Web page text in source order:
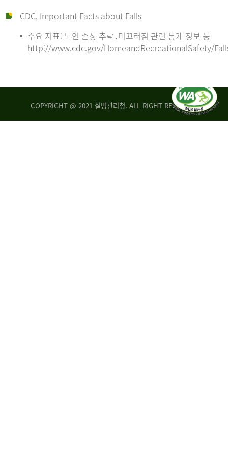
CDC, Important Facts about Falls
주요 지표: 노인 손상 추락․미끄러짐 관련 통계 정보 등
http://www.cdc.gov/HomeandRecreationalSafety/
COPYRIGHT @ 2021 질병관리청. ALL RIGHT RESERVED